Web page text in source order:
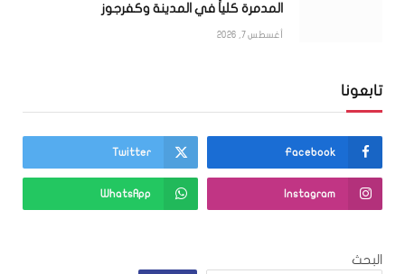
المدمرة كلياً في المدينة وكفرجوز
أغسطس 7, 2026
تابعونا
Facebook
Twitter
Instagram
WhatsApp
البحث